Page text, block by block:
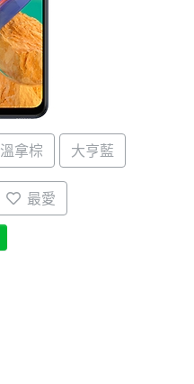
溫拿棕 大亨藍
最愛